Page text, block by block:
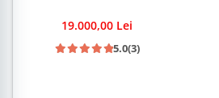
19.000,00 Lei
5.0(3)